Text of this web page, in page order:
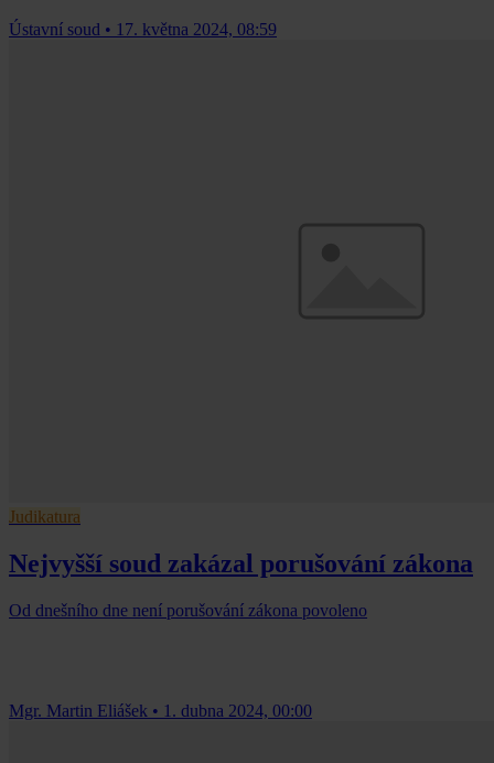
Ústavní soud • 17. května 2024, 08:59
Judikatura
Nejvyšší soud zakázal porušování zákona
Od dnešního dne není porušování zákona povoleno
Mgr. Martin Eliášek • 1. dubna 2024, 00:00